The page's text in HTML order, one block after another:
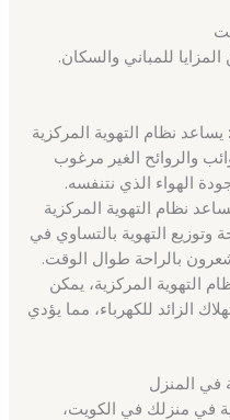
للمباني والسكان.
يساعد نظام التهوية المركزية
والروائح الغير مرغوب
الهواء الذي نتنفسه.
نظام التهوية المركزية
التهوية بالتساوي في
بالراحة طوال الوقت.
التهوية المركزية، يمكن
الزائد للكهرباء، مما يؤدي
في المنزل
في منزلك في الكويت،